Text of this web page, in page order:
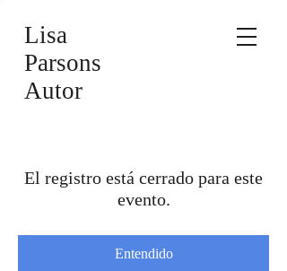
Lisa
Parsons
Autor
El registro está cerrado para este
evento.
Entendido